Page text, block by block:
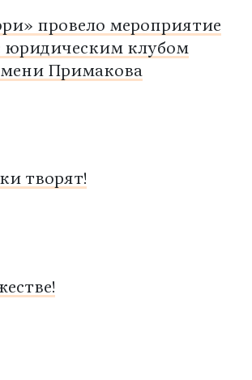
провело мероприятие
юридическим клубом
Примакова
творят!